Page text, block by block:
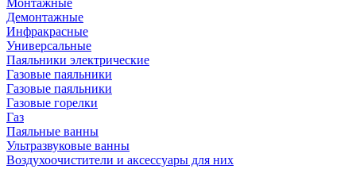
Монтажные
Демонтажные
Инфракрасные
Универсальные
Паяльники электрические
Газовые паяльники
Газовые паяльники
Газовые горелки
Газ
Паяльные ванны
Ультразвуковые ванны
Воздухоочистители и аксессуары для них